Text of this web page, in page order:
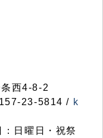
西4-8-2
23-5814 / k
日曜日・祝祭